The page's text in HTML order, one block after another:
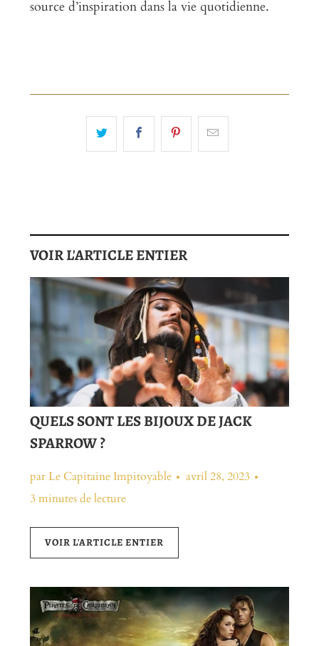
source d’inspiration dans la vie quotidienne.
VOIR L'ARTICLE ENTIER
QUELS SONT LES BIJOUX DE JACK
SPARROW ?
par Le Capitaine Impitoyable
avril 28, 2023
3 minutes de lecture
VOIR L'ARTICLE ENTIER